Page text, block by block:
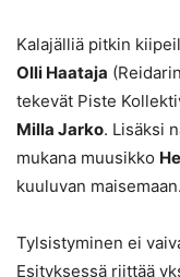
Kalajälliä pitkin
Olli Haataja
tekevät Piste
Milla Jarko. Lisäksi
mukana muusikko
kuuluvan maisemaan.
Tylsistyminen ei
Esityksessä riittää